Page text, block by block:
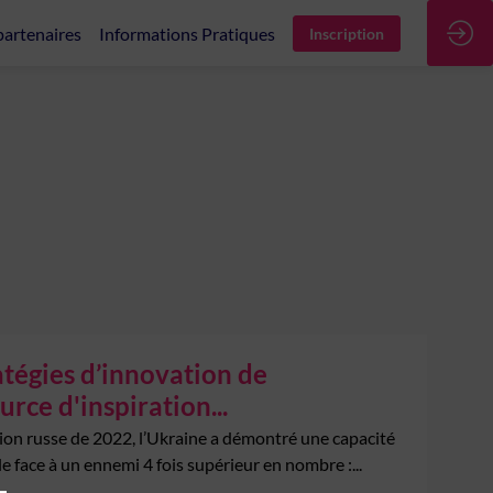
Informations Pratiques Inscription
d’innovation de
d'inspiration...
russe de 2022, l’Ukraine a démontré une capacité
à un ennemi 4 fois supérieur en nombre :...